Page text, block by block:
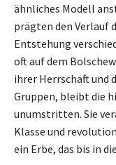
ähnliches Modell
prägten den Verlauf
Entstehung
oft auf dem
ihrer Herrschaft und
Gruppen, bleibt die
unumstritten. Sie
Klasse und
ein Erbe, das bis in